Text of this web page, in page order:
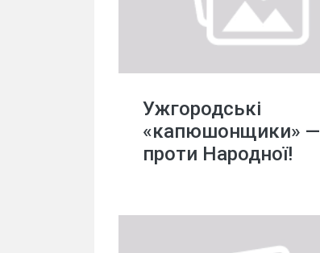
Ужгородські
«капюшонщики» —
проти Народної!